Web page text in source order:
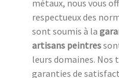
métaux, nous vous
respectueux des
sont soumis à la
artisans peintres
leurs domaines. Nos
garanties de